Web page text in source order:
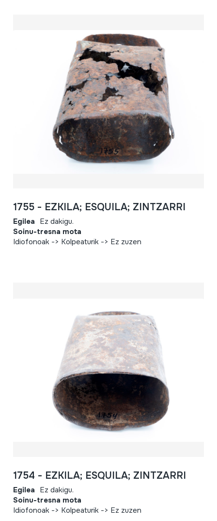
1755 - EZKILA; ESQUILA; ZINTZARRI
Egilea Ez dakigu.
Soinu-tresna mota
Idiofonoak -> Kolpeaturik -> Ez zuzen
1754 - EZKILA; ESQUILA; ZINTZARRI
Egilea Ez dakigu.
Soinu-tresna mota
Idiofonoak -> Kolpeaturik -> Ez zuzen